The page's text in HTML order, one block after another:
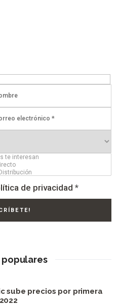
de privacidad *
populares
sube precios por primera